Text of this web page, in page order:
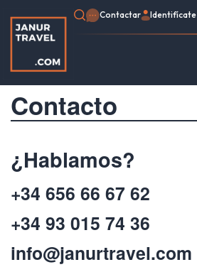
Contactar Identifícate
Contacto
¿Hablamos?
+34 656 66 67 62
+34 93 015 74 36
info@janurtravel.com